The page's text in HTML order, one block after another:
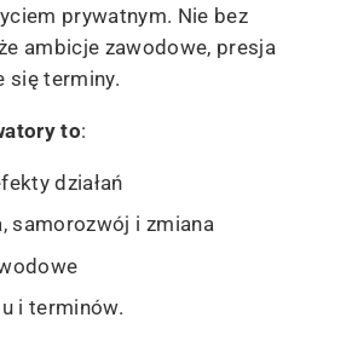
prywatnym. Nie bez
ambicje zawodowe, presja
się terminy.
to:
działań
samorozwój i zmiana
i terminów.